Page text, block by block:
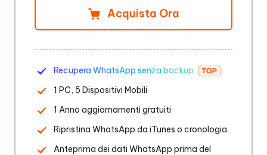
Acquista Ora
Recupera WhatsApp senza backup
1 PC, 5 Dispositivi Mobili
1 Anno aggiornamenti gratuiti
Ripristina WhatsApp da iTunes o cronologia
Anteprima dei dati WhatsApp prima del